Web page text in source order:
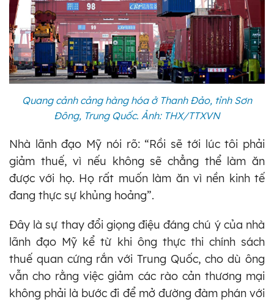
Quang cảnh cảng hàng hóa ở Thanh Đảo, tỉnh Sơn
Đông, Trung Quốc. Ảnh: THX/TTXVN
Nhà lãnh đạo Mỹ nói rõ: “Rồi sẽ tới lúc tôi phải
giảm thuế, vì nếu không sẽ chẳng thể làm ăn
được với họ. Họ rất muốn làm ăn vì nền kinh tế
đang thực sự khủng hoảng”.
Đây là sự thay đổi giọng điệu đáng chú ý của nhà
lãnh đạo Mỹ kể từ khi ông thực thi chính sách
thuế quan cứng rắn với Trung Quốc, cho dù ông
vẫn cho rằng việc giảm các rào cản thương mại
không phải là bước đi để mở đường đàm phán với